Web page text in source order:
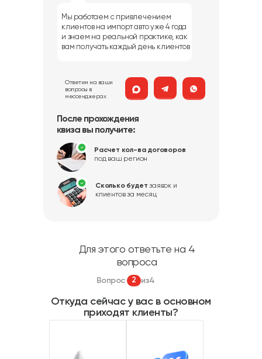
После прохождения
квиза вы получите:
Ответим на ваши
вопросы в
мессенджерах
Для этого ответьте на 4
вопроса
Мы работаем с привлечением
клиентов на импорт авто уже 4 года
и знаем на реальной практике, как
вам получать каждый день клиентов
Вопрос 2 из4
Сколько будетзаявок и
клиентов за месяц
Расчет кол-ва договоров
под ваш регион
Откуда сейчас у вас в основном
приходят клиенты?